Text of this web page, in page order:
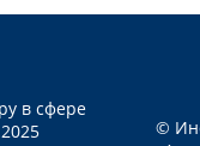
в сфере
©